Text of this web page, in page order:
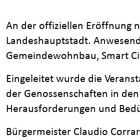
An der offiziellen Eröffnung
Landeshauptstadt.
Gemeindewohnbau, Smart
Eingeleitet wurde die
der Genossenschaften in
Herausforderungen und
Bürgermeister Claudio